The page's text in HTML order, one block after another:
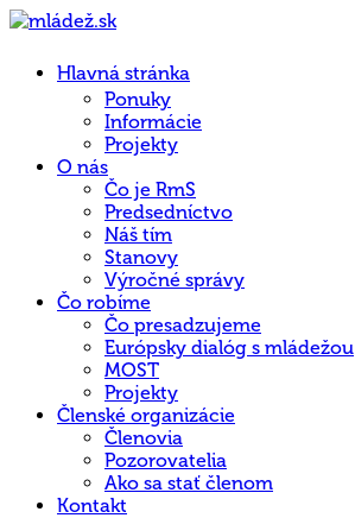
Hlavná stránka
Ponuky
Informácie
Projekty
O nás
Čo je RmS
Predsedníctvo
Náš tím
Stanovy
Výročné správy
Čo robíme
Čo presadzujeme
Európsky dialóg s mládežou
MOST
Projekty
Členské organizácie
Členovia
Pozorovatelia
Ako sa stať členom
Kontakt